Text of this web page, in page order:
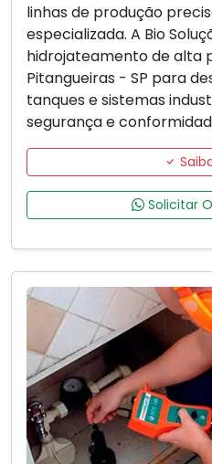
linhas de produção
especializada. A Bio
hidrojateamento de alta
Pitangueiras - SP para
tanques e sistemas
segurança e
Solicitar